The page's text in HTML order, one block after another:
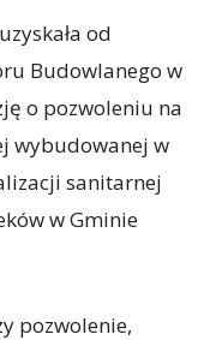
od
Budowlanego w
o pozwoleniu na
wybudowanej w
sanitarnej
w Gminie
pozwolenie,